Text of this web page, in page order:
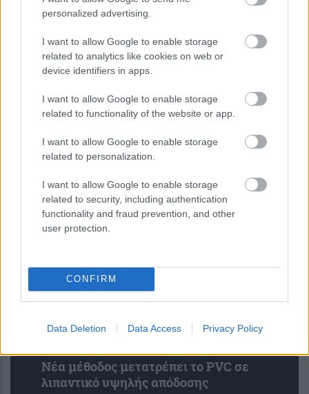
personalized advertising.
I want to allow Google to enable storage
related to analytics like cookies on web or
device identifiers in apps.
I want to allow Google to enable storage
related to functionality of the website or app.
I want to allow Google to enable storage
related to personalization.
I want to allow Google to enable storage
related to security, including authentication
functionality and fraud prevention, and other
user protection.
CONFIRM
Data Deletion Data Access Privacy Policy
ΕΙΝΑΠ: Καταγγέλλει αιφνιδιαστική
αλλαγή στο πρόγραμμα εφημεριών
του Σισμανογλείου
Νέα μέθοδος μετατρέπει το PVC σε
λιπαντικό υψηλής απόδοσης